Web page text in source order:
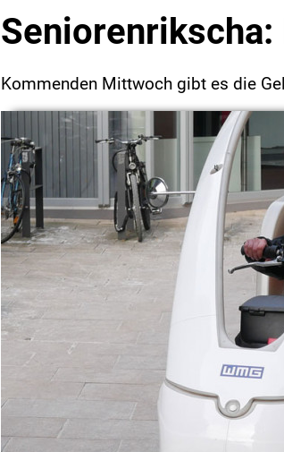
Kommenden Mittwoch gibt es die